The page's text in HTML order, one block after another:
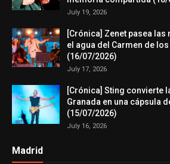
July 19, 2026
[Crónica] Zenet pasea las
el agua del Carmen de
(16/07/2026)
July 17, 2026
[Crónica] Sting convierte
Granada en una cápsula
(15/07/2026)
July 16, 2026
Madrid